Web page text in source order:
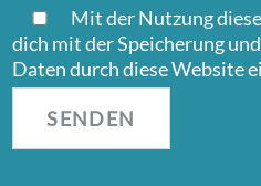
Mit der Nutzung
dich mit der Speicherung
Daten durch diese Website